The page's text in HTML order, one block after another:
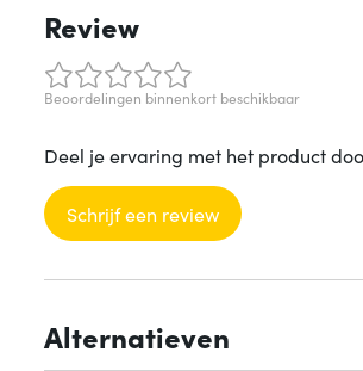
Review
Beoordelingen binnenkort beschikbaar
Deel je ervaring met het product
Schrijf een review
Alternatieven